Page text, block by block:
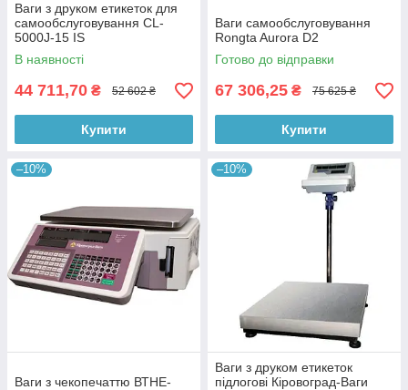
Ваги з друком етикеток для
самообслуговування CL-
5000J-15 IS
В наявності
44 711,70 ₴ 52 602 ₴
Купити
Ваги самообслуговування
Rongta Aurora D2
Готово до відправки
67 306,25 ₴ 75 625 ₴
Купити
–10%
Ваги з чекопечаттю ВТНЕ-
–10%
Ваги з друком етикеток
підлогові Кіровоград-Ваги